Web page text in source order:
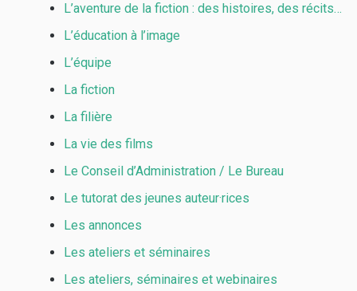
L’aventure de la fiction : des histoires, des récits…
L’éducation à l’image
L’équipe
La fiction
La filière
La vie des films
Le Conseil d’Administration / Le Bureau
Le tutorat des jeunes auteur·rices
Les annonces
Les ateliers et séminaires
Les ateliers, séminaires et webinaires